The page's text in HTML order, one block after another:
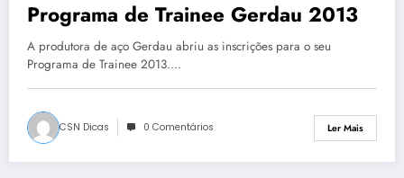
Programa de Trainee Gerdau 2013
A produtora de aço Gerdau abriu as inscrições para o seu
Programa de Trainee 2013.…
CSN Dicas 0 Comentários Ler Mais